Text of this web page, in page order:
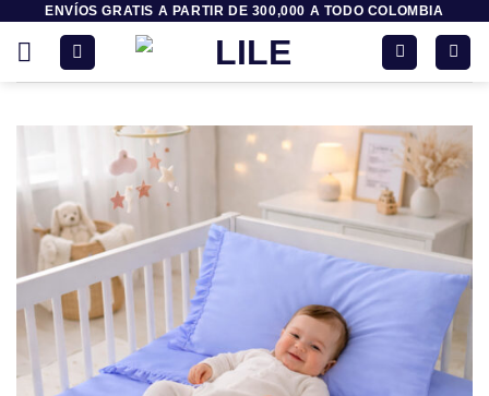
contenido
ENVÍOS GRATIS A PARTIR DE 300,000 A TODO COLOMBIA